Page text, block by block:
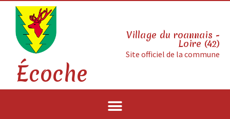
Écoche
Village du roannais -
Loire (42)
Site officiel de la commune